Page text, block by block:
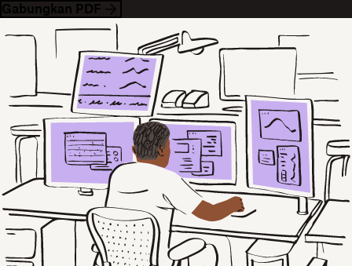
Gabungkan PDF